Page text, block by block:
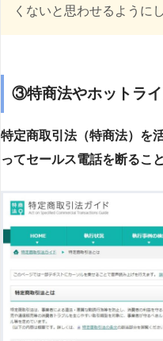
くないと思わせるように
③特商法やホットライ
特定商取引法（特商法）を
ってセールス電話を断るこ